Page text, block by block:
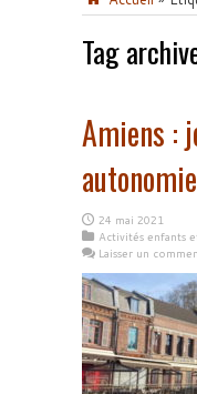
Tag
Amiens :
autonomie
24 mai 2021
Activités enfants
Laisser un